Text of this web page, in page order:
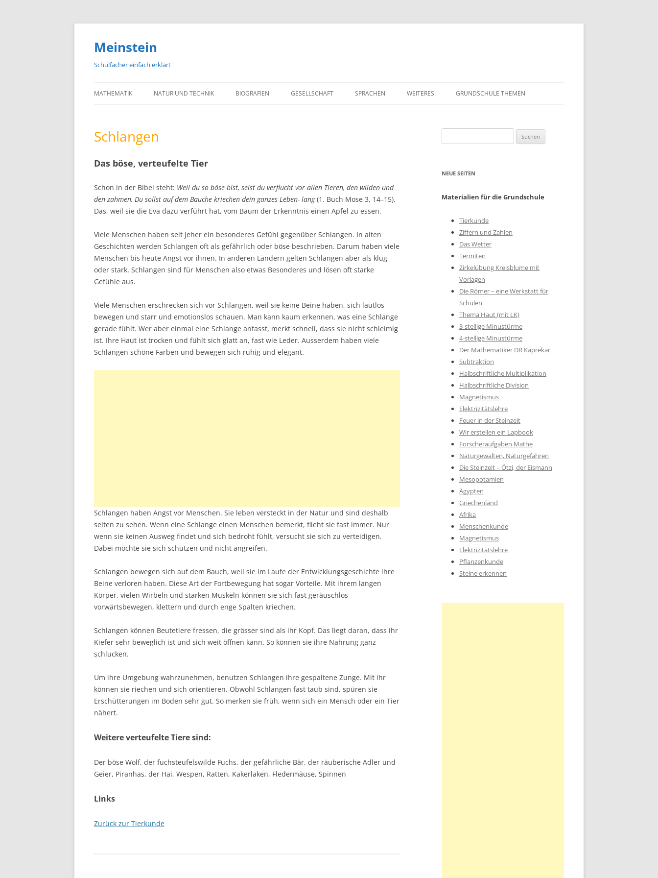
Meinstein
Schulfächer einfach erklärt
Inhalt
MATHEMATIK NATUR UND TECHNIK BIOGRAFIEN GESELLSCHAFT SPRACHEN WEITERES
WERTVOLLE FILME
BERUFSWAHL
GRUNDSCHULE THEMEN
FRANZÖSISCH
Schlangen
Das böse, verteufelte Tier
Schon in der Bibel steht: Weil du so böse bist, seist du verflucht vor allen Tieren, den wilden und
den zahmen, Du sollst auf dem Bauche kriechen dein ganzes Leben- lang(1. Buch Mose 3, 14–15).
Das, weil sie die Eva dazu verführt hat, vom Baum der Erkenntnis einen Apfel zu essen.
Viele Menschen haben seit jeher ein besonderes Gefühl gegenüber Schlangen. In alten
Geschichten werden Schlangen oft als gefährlich oder böse beschrieben. Darum haben viele
Menschen bis heute Angst vor ihnen. In anderen Ländern gelten Schlangen aber als klug
oder stark. Schlangen sind für Menschen also etwas Besonderes und lösen oft starke
Gefühle aus.
Viele Menschen erschrecken sich vor Schlangen, weil sie keine Beine haben, sich lautlos
bewegen und starr und emotionslos schauen. Man kann kaum erkennen, was eine Schlange
gerade fühlt. Wer aber einmal eine Schlange anfasst, merkt schnell, dass sie nicht schleimig
ist. Ihre Haut ist trocken und fühlt sich glatt an, fast wie Leder. Ausserdem haben viele
Schlangen schöne Farben und bewegen sich ruhig und elegant.
Schlangen haben Angst vor Menschen. Sie leben versteckt in der Natur und sind deshalb
selten zu sehen. Wenn eine Schlange einen Menschen bemerkt, flieht sie fast immer. Nur
wenn sie keinen Ausweg findet und sich bedroht fühlt, versucht sie sich zu verteidigen.
Dabei möchte sie sich schützen und nicht angreifen.
Schlangen bewegen sich auf dem Bauch, weil sie im Laufe der Entwicklungsgeschichte ihre
Beine verloren haben. Diese Art der Fortbewegung hat sogar Vorteile. Mit ihrem langen
Körper, vielen Wirbeln und starken Muskeln können sie sich fast geräuschlos
vorwärtsbewegen, klettern und durch enge Spalten kriechen.
Schlangen können Beutetiere fressen, die grösser sind als ihr Kopf. Das liegt daran, dass ihr
Kiefer sehr beweglich ist und sich weit öffnen kann. So können sie ihre Nahrung ganz
schlucken.
Um ihre Umgebung wahrzunehmen, benutzen Schlangen ihre gespaltene Zunge. Mit ihr
können sie riechen und sich orientieren. Obwohl Schlangen fast taub sind, spüren sie
Erschütterungen im Boden sehr gut. So merken sie früh, wenn sich ein Mensch oder ein Tier
nähert.
Weitere verteufelte Tiere sind:
Der böse Wolf, der fuchsteufelswilde Fuchs, der gefährliche Bär, der räuberische Adler und
Geier, Piranhas, der Hai, Wespen, Ratten, Kakerlaken, Fledermäuse, Spinnen
Links
Zurück zur Tierkunde
nach:
NEUE SEITEN
Materialien für die Grundschule
Tierkunde
Ziffern und Zahlen
Das Wetter
Termiten
Zirkelübung Kreisblume mit
Vorlagen
Die Römer – eine Werkstatt für
Schulen
Thema Haut (mit LK)
3-stellige Minustürme
4-stellige Minustürme
Der Mathematiker DR Kaprekar
Subtraktion
Halbschriftliche Multiplikation
Halbschriftliche Division
Magnetismus
Elektrizitätslehre
Feuer in der Steinzeit
Wir erstellen ein Lapbook
Forscheraufgaben Mathe
Naturgewalten, Naturgefahren
Die Steinzeit – Ötzi, der Eismann
Mesopotamien
Ägypten
Griechenland
Afrika
Menschenkunde
Magnetismus
Elektrizitätslehre
Pflanzenkunde
Steine erkennen